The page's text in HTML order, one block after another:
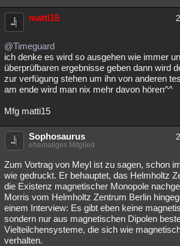
matti15
@Timeguard
ich denke es wird so ausgehen wie immer
überprüfbaren ergebnisse geben dann wird
zur verfügung stehen um ihn von anderen
am ende wird man nix mehr davon hören^^
Mfg matti15
Sophosaurus
ehemaliges Mitglied
Zum Vortrag von Meyl ist zu sagen, schon
wie gedruckt. Er behauptet, das Helmholtz
die Existenz magnetischer Monopole
Morris vom Helmholtz Zentrum Berlin
einem Interview: Es gibt eben keine
sondern nur aus magnetischen Dipolen
Vielteilchensysteme, die sich wie
verhalten.